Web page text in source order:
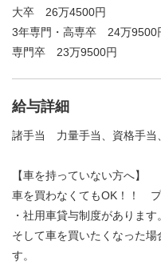
大卒 26万4500円
3年専門・高専卒 24万9500
専門卒 23万9500円
給与詳細
諸手当 力量手当、資格手当
【車を持っていない方へ】
車を買わなくてもOK！！ プ
・社用車貸与制度があります。
そして車を買いたくなった
す。